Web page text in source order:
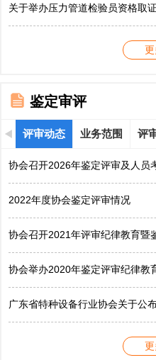
关于举办压力管道检验员资格取
鉴定审评
评审动态 业务范围 评
协会召开2026年鉴定评审及人员
2022年度协会鉴定评审情况